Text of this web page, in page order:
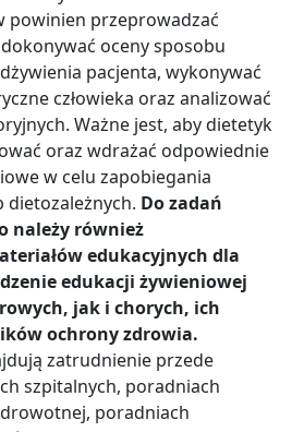
powinien przeprowadzać
oceny sposobu
pacjenta, wykonywać
człowieka oraz analizować
Ważne jest, aby dietetyk
oraz wdrażać odpowiednie
w celu zapobiegania
Do zadań
należy również
edukacyjnych dla
edukacji żywieniowej
jak i chorych, ich
ochrony zdrowia.
zatrudnienie przede
szpitalnych, poradniach
poradniach